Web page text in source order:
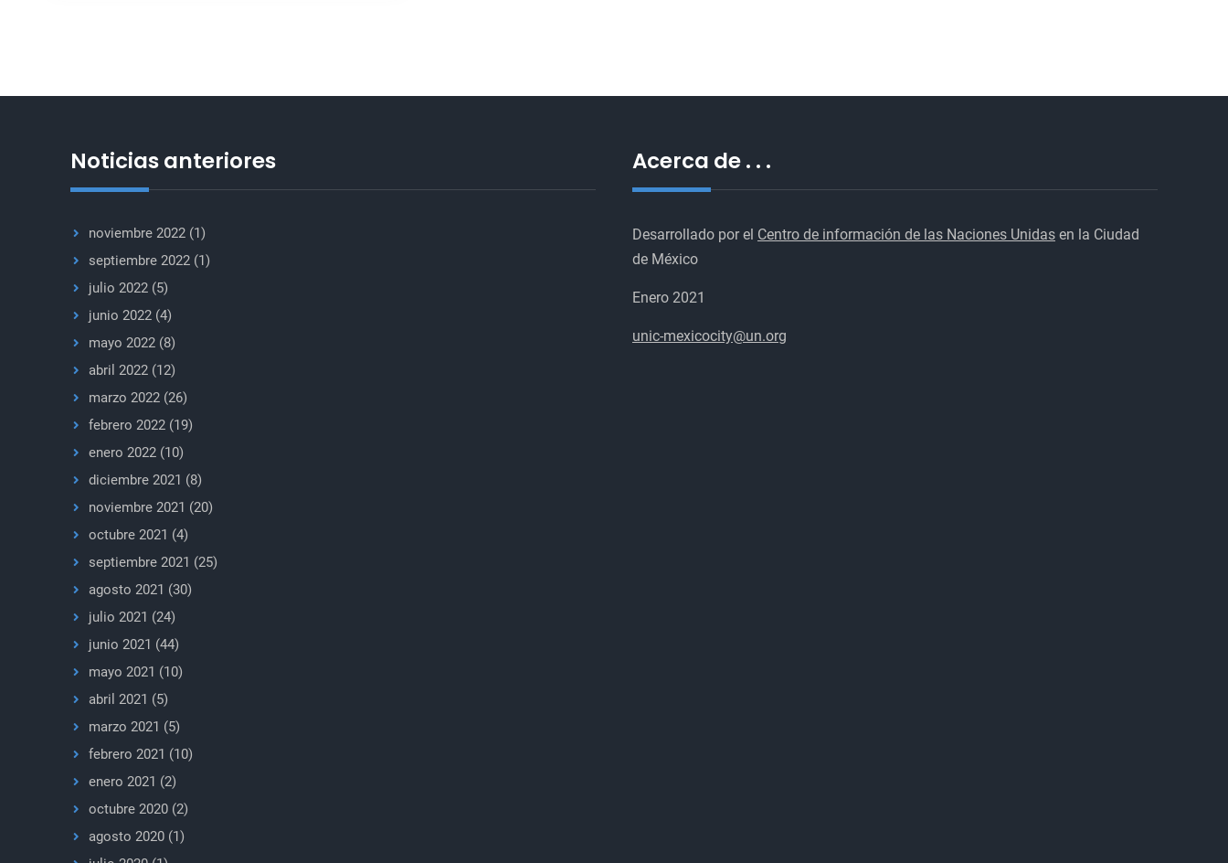
las
en
Ucrania
Noticias anteriores
noviembre 2022 (1)
septiembre 2022 (1)
julio 2022 (5)
junio 2022 (4)
mayo 2022 (8)
abril 2022 (12)
marzo 2022 (26)
febrero 2022 (19)
enero 2022 (10)
diciembre 2021 (8)
noviembre 2021 (20)
octubre 2021 (4)
septiembre 2021 (25)
agosto 2021 (30)
julio 2021 (24)
junio 2021 (44)
mayo 2021 (10)
abril 2021 (5)
marzo 2021 (5)
febrero 2021 (10)
enero 2021 (2)
octubre 2020 (2)
agosto 2020 (1)
Acerca de . . .
Desarrollado por el Centro de información de las Naciones Unidas en la Ciudad
de México
Enero 2021
unic-mexicocity@un.org